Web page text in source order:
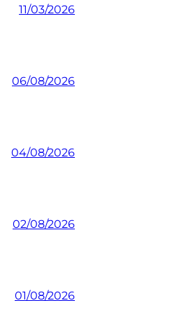
11/03/2026
06/08/2026
04/08/2026
02/08/2026
01/08/2026